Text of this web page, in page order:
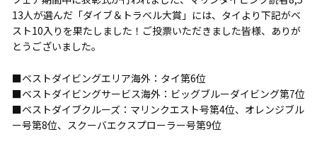
13人が選んだ「ダイブ＆トラベル大賞」には、タイより下記がベ
スト10入りを果たしました！ご投票いただきました皆様、ありが
とうございました。
■ベストダイビングエリア海外：タイ第6位
■ベストダイビングサービス海外：ビッグブルーダイビング第7位
■ベストダイブクルーズ：マリンクエスト号第4位、オレンジブル
ー号第8位、スクーバエクスプローラー号第9位